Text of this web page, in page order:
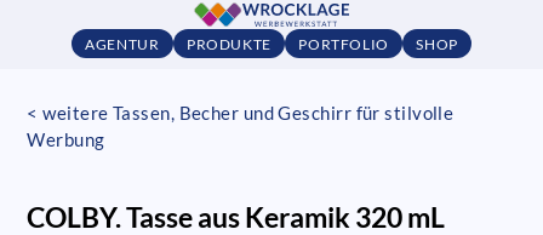
AGENTUR PRODUKTE PORTFOLIO SHOP
< weitere Tassen, Becher und Geschirr für stilvolle
Werbung
COLBY. Tasse aus Keramik 320 mL